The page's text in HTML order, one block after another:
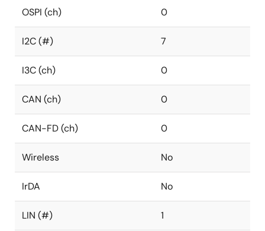
OSPI (ch) 0
I2C (#) 7
I3C (ch) 0
CAN (ch) 0
CAN-FD (ch) 0
Wireless No
IrDA No
LIN (#) 1